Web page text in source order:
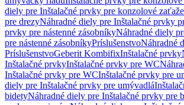
diely pre Inštalačné prvky pre konzolové
pre drezyNáhradné diely pre Inštalačné prvky
prvky pre nástenné zásobníkyNáhradné diely
pre nástenné zásobníkyPríslušenstvoNáhradné
PríslušenstvoGeberit KombifixInštalačné prvky
Inštalačné prvkyInštalačné prvky pre WC
Inštalačné prvky pre WCInštalačné prvky pre
diely pre Inštalačné prvky pre umývadlá
bidetyNáhradné diely pre Inštalačné prvky pre